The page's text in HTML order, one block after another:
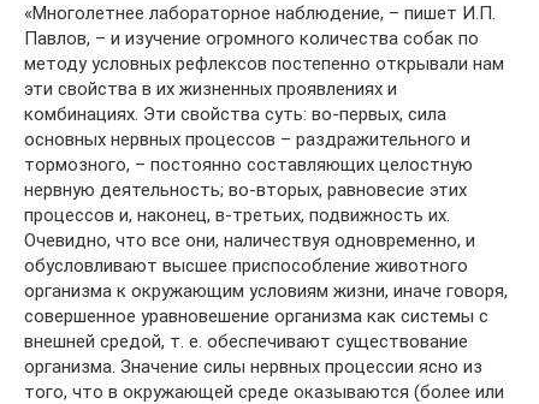
«Многолетнее лабораторное наблюдение, – пишет И.П.
Павлов, – и изучение огромного количе­ства собак по
методу условных рефлексов постепенно открывали нам
эти свойства в их жизненных проявлениях и
комбинациях. Эти свойства суть: во-первых, сила
основных нервных процессов – раздражитель­ного и
тормозного, – постоянно составляющих целостную
нервную дея­тельность; во-вторых, равновесие этих
процессов и, наконец, в-третьих, подвижность их.
Очевидно, что все они, наличествуя одновременно, и
обусловливают высшее приспособление животного
организма к окружающим условиям жизни, иначе говоря,
совершенное уравновешение организма как системы с
внешней средой, т. е. обеспе­чивают существование
организма. Значение силы нервных процессии ясно из
того, что в окружающей среде оказываются (более или